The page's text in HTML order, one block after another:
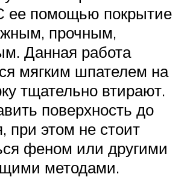
ее помощью покрытие
прочным,
Данная работа
мягким шпателем на
тщательно втирают.
поверхность до
при этом не стоит
феном или другими
методами.